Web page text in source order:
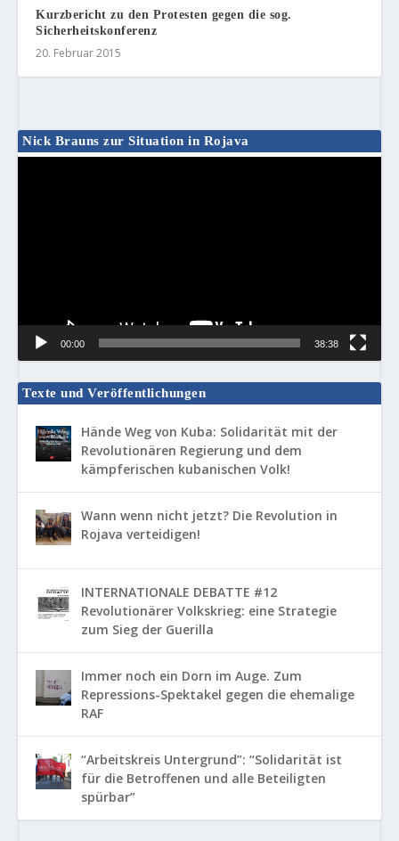
Kurzbericht zu den Protesten gegen die sog.
Sicherheitskonferenz
20. Februar 2015
Nick Brauns zur Situation in Rojava
00:00 38:38
Texte und Veröffentlichungen
Hände Weg von Kuba: Solidarität mit der
Revolutionären Regierung und dem
kämpferischen kubanischen Volk!
Wann wenn nicht jetzt? Die Revolution in
Rojava verteidigen!
INTERNATIONALE DEBATTE #12
Revolutionärer Volkskrieg: eine Strategie
zum Sieg der Guerilla
Immer noch ein Dorn im Auge. Zum
Repressions-Spektakel gegen die ehemalige
RAF
“Arbeitskreis Untergrund”: “Solidarität ist
für die Betroffenen und alle Beteiligten
spürbar”